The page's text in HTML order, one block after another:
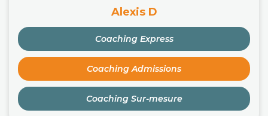
Alexis D
Coaching Express
Coaching Admissions
Coaching Sur-mesure